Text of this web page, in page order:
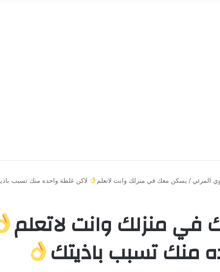
المرئي / يسكن معك في منزلك وانت لاتعلم لاكن غلطة واحده منك تسبب
منزلك وانت لاتعلم
منك تسبب باذيتك